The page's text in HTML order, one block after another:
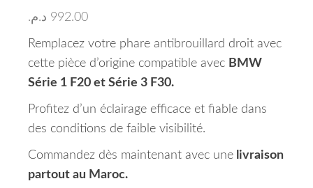
992.00 د.م.
Remplacez votre phare antibrouillard droit avec
cette pièce d’origine compatible avec BMW
Série 1 F20 et Série 3 F30.
Profitez d’un éclairage efficace et fiable dans
des conditions de faible visibilité.
Commandez dès maintenant avec une livraison
partout au Maroc.